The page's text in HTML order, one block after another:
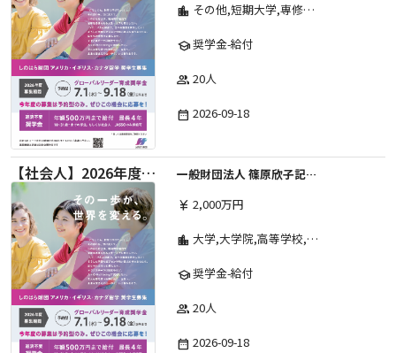
location_city その他,短期大学,専修学校,高等専門学校,高等学校,大学院,大学
school奨学金-給付
group 20人
date_range 2026-09-18
【社会人】2026年度 しのはら財団 アメリカ・イギリス・カナダ英語留学奨学金
一般財団法人 篠原欣子記念財団 (海外留学奨学金グループ)
currency_yen 2,000万円
location_city 大学,大学院,高等学校,その他,高等専門学校,専修学校,短期大学
school奨学金-給付
group 20人
date_range 2026-09-18